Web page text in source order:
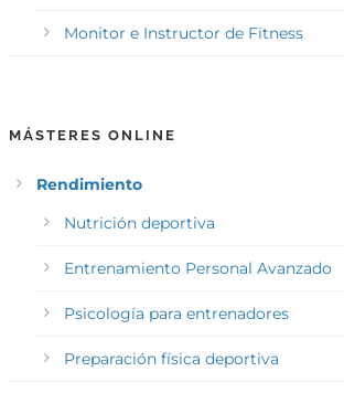
Monitor e Instructor de Fitness
MÁSTERES ONLINE
Rendimiento
Nutrición deportiva
Entrenamiento Personal Avanzado
Psicología para entrenadores
Preparación física deportiva